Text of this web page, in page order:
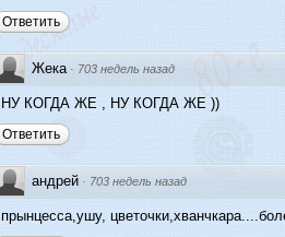
Ответить
Жека · 703 недель назад
НУ КОГДА ЖЕ , НУ КОГДА ЖЕ ))
Ответить
андрей · 703 недель назад
прынцесса,ушу,